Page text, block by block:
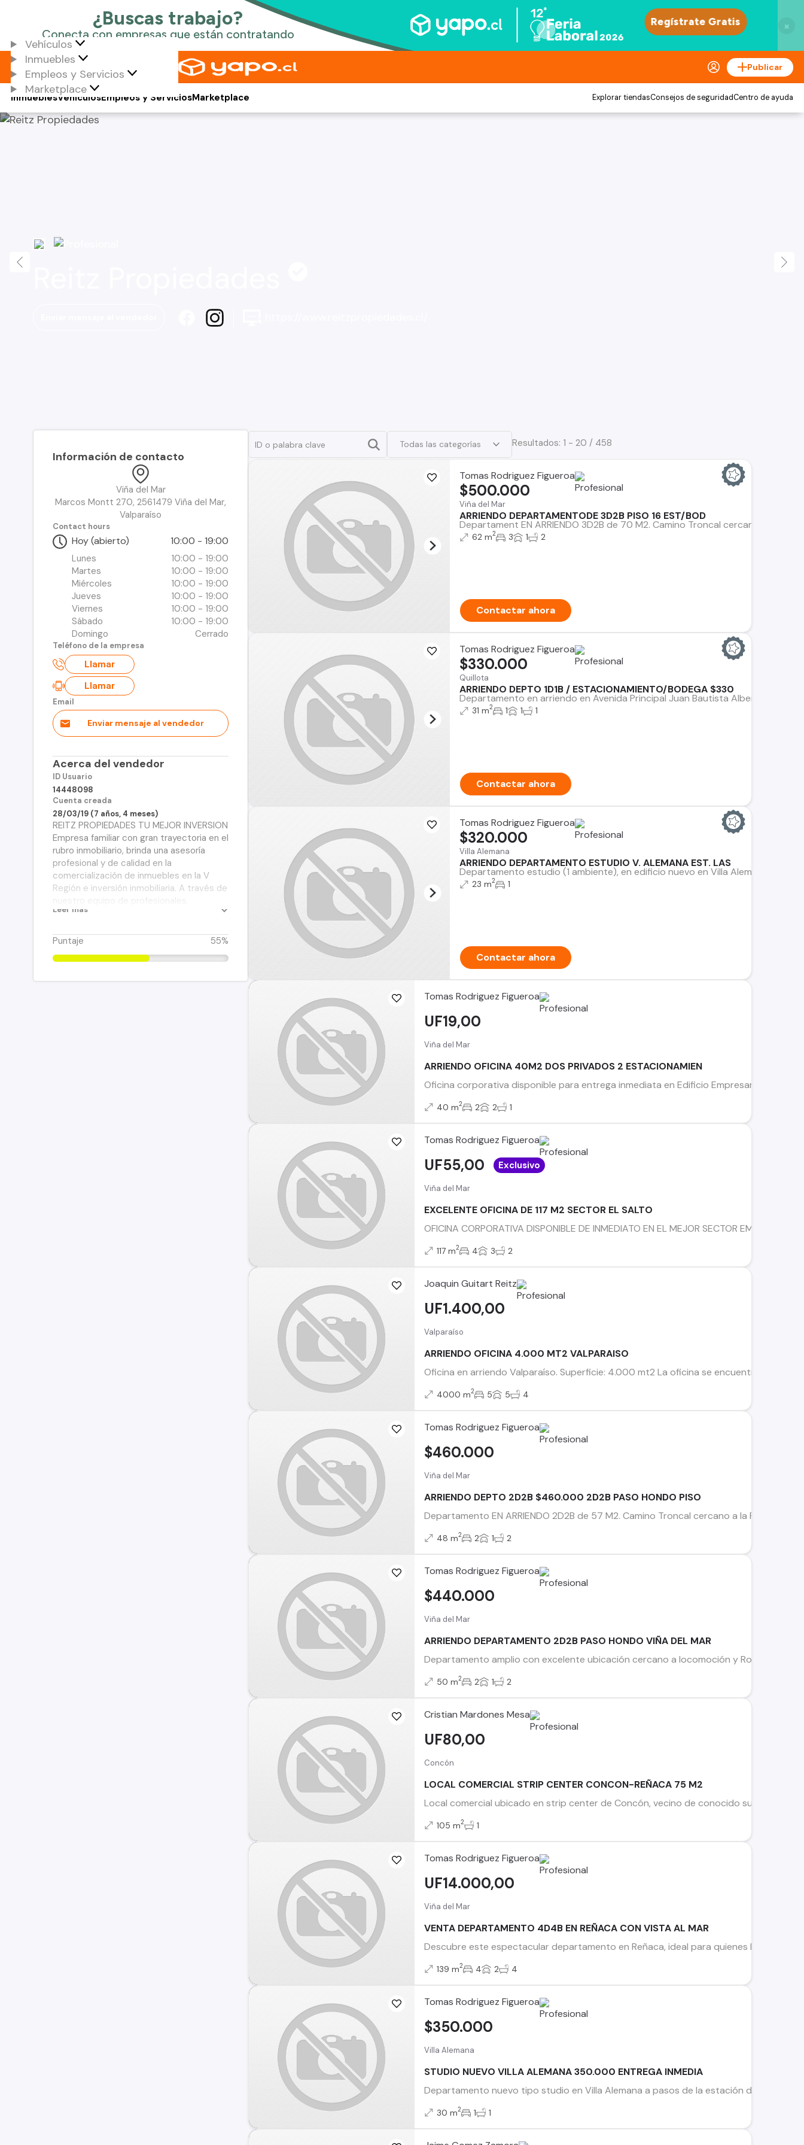
×
Vehículos
Inmuebles
Empleos y Servicios
Marketplace
Publicar
Vehículos
Inmuebles Empleos y ServiciosMarketplace Explorar tiendasConsejos de seguridadCentro de ayuda
Información de contacto
Viña del Mar
Marcos Montt 270, 2561479 Viña del Mar,
Valparaíso
Contact hours
Hoy (abierto) 10:00 - 19:00
Lunes
10:00 - 19:00
Martes
10:00 - 19:00
Miércoles
10:00 - 19:00
Jueves
10:00 - 19:00
Viernes
10:00 - 19:00
Sábado
10:00 - 19:00
Domingo
Cerrado
Teléfono de la empresa
Llamar
Llamar
Email
Enviar mensaje al vendedor
Acerca del vendedor
ID Usuario
14448098
Cuenta creada
28/03/19 (7 años, 4 meses)
REITZ PROPIEDADES TU MEJOR INVERSION
Empresa familiar con gran trayectoria en el
rubro inmobiliario, brinda una asesoría
profesional y de calidad en la
comercialización de inmuebles en la V
Región e inversión inmobiliaria. A través de
brindando experiencia y confianza al
para la toma de decisión al momento de
manos. Contamos con una amplia red de
Leer más
Puntaje 55%
Todas las categorías Resultados: 1 - 20 / 458
Tomas Rodriguez Figueroa
Viña del Mar
ARRIENDO DEPARTAMENTODE 3D2B PISO 16 EST/BOD
Departament EN ARRIENDO 3D2B de 70 M2. Camino Troncal cercano a la
$500.000
62 m2 3 1 2
Contactar ahora
Tomas Rodriguez Figueroa
Quillota
ARRIENDO DEPTO 1D1B / ESTACIONAMIENTO/BODEGA $330
Departamento en arriendo en Avenida Principal Juan Bautista Alberdi,
$330.000
31 m2 1 1 1
Contactar ahora
Tomas Rodriguez Figueroa
Villa Alemana
ARRIENDO DEPARTAMENTO ESTUDIO V. ALEMANA EST. LAS
Departamento estudio (1 ambiente), en edificio nuevo en Villa Alemana,
$320.000
23 m2 1
Contactar ahora
Tomas Rodriguez Figueroa
Viña del Mar
ARRIENDO OFICINA 40M2 DOS PRIVADOS 2 ESTACIONAMIEN
Oficina corporativa disponible para entrega inmediata en Edificio Empresarial Reitz
UF19,00
40 m2 2 2 1
Tomas Rodriguez Figueroa
Viña del Mar
EXCELENTE OFICINA DE 117 M2 SECTOR EL SALTO
OFICINA CORPORATIVA DISPONIBLE DE INMEDIATO EN EL MEJOR SECTOR
UF55,00 Exclusivo
117 m2 4 3 2
Joaquin Guitart Reitz
Valparaíso
ARRIENDO OFICINA 4.000 MT2 VALPARAISO
Oficina en arriendo Valparaíso. Superficie: 4.000 mt2 La oficina se encuentra en
UF1.400,00
4000 m2 5 5 4
Tomas Rodriguez Figueroa
Viña del Mar
ARRIENDO DEPTO 2D2B $460.000 2D2B PASO HONDO PISO
Departamento EN ARRIENDO 2D2B de 57 M2. Camino Troncal cercano a la Rotonda
$460.000
48 m2 2 1 2
Tomas Rodriguez Figueroa
Viña del Mar
ARRIENDO DEPARTAMENTO 2D2B PASO HONDO VIÑA DEL MAR
Departamento amplio con excelente ubicación cercano a locomoción y Rotonda de
$440.000
50 m2 2 1 2
Cristian Mardones Mesa
Concón
LOCAL COMERCIAL STRIP CENTER CONCON-REÑACA 75 M2
Local comercial ubicado en strip center de Concón, vecino de conocido
UF80,00
105 m2 1
Tomas Rodriguez Figueroa
Viña del Mar
VENTA DEPARTAMENTO 4D4B EN REÑACA CON VISTA AL MAR
Descubre este espectacular departamento en Reñaca, ideal para quienes buscan
UF14.000,00
139 m2 4 2 4
Tomas Rodriguez Figueroa
Villa Alemana
STUDIO NUEVO VILLA ALEMANA 350.000 ENTREGA INMEDIA
Departamento nuevo tipo studio en Villa Alemana a pasos de la estación del metro
$350.000
30 m2 1 1